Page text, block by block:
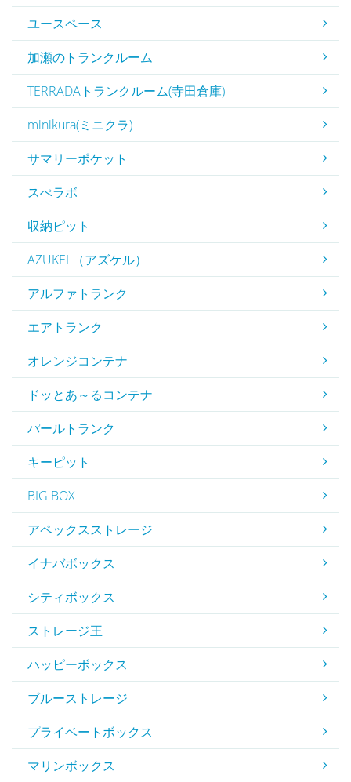
ユースペース
加瀬のトランクルーム
TERRADAトランクルーム(寺田倉庫)
minikura(ミニクラ)
サマリーポケット
スぺラボ
収納ピット
AZUKEL（アズケル）
アルファトランク
エアトランク
オレンジコンテナ
ドッとあ～るコンテナ
パールトランク
キーピット
BIG BOX
アペックスストレージ
イナバボックス
シティボックス
ストレージ王
ハッピーボックス
ブルーストレージ
プライベートボックス
マリンボックス